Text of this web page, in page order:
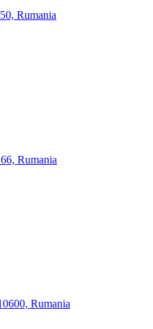
Rumania
Rumania
Rumania